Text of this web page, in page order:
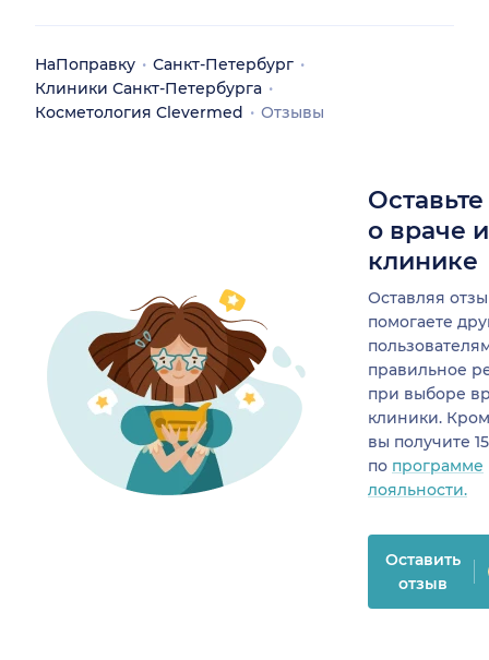
НаПоправку
Санкт-Петербург
Клиники Санкт-Петербурга
Косметология Clevermed
Отзывы
о враче
клинике
Оставляя
помогаете
правильное
при выборе
клиники.
вы получите
по программе
лояльности.
Оставить
отзыв